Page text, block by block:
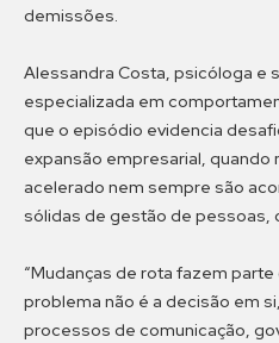
demissões.
Alessandra Costa, psicóloga e
especializada em
que o episódio evidencia
expansão empresarial,
acelerado nem sempre são
sólidas de gestão de pessoas,
“Mudanças de rota fazem
problema não é a decisão em
processos de comunicação,